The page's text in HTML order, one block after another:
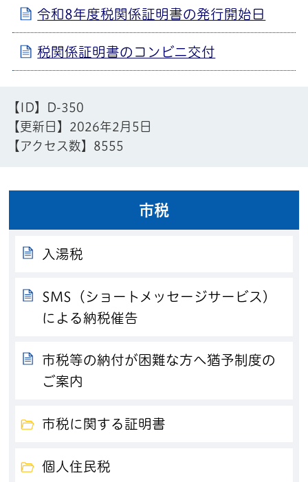
令和8年度税関係証明書の発行開始日
税関係証明書のコンビニ交付
【ID】
D-350
【更新日】 2026年2月5日
【アクセス数】 8555
市税
入湯税
SMS（ショートメッセージサービス）
による納税催告
市税等の納付が困難な方へ猶予制度の
ご案内
市税に関する証明書
個人住民税